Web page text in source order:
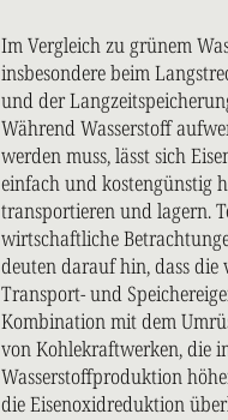
Im Vergleich zu grünem
insbesondere beim
und der
Während Wasserstoff
werden muss, lässt sich
einfach und kostengünstig
transportieren und lagern.
wirtschaftliche
deuten darauf hin, dass die
Transport- und
Kombination mit dem
von Kohlekraftwerken, die
Wasserstoffproduktion
die Eisenoxidreduktion